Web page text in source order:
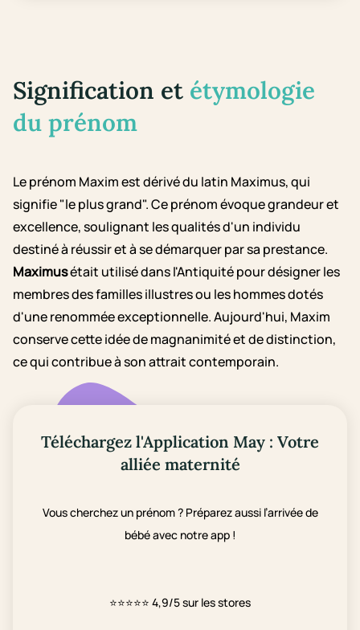
Signification et étymologie
du prénom
Le prénom Maxim est dérivé du latin Maximus, qui
signifie "le plus grand". Ce prénom évoque grandeur et
excellence, soulignant les qualités d'un individu
destiné à réussir et à se démarquer par sa prestance.
Maximusétait utilisé dans l'Antiquité pour désigner les
membres des familles illustres ou les hommes dotés
d'une renommée exceptionnelle. Aujourd'hui, Maxim
conserve cette idée de magnanimité et de distinction,
ce qui contribue à son attrait contemporain.
Téléchargez l'Application May : Votre
alliée maternité
Vous cherchez un prénom ? Préparez aussi l’arrivée de
bébé avec notre app !
⭐⭐⭐⭐⭐ 4,9/5 sur les stores